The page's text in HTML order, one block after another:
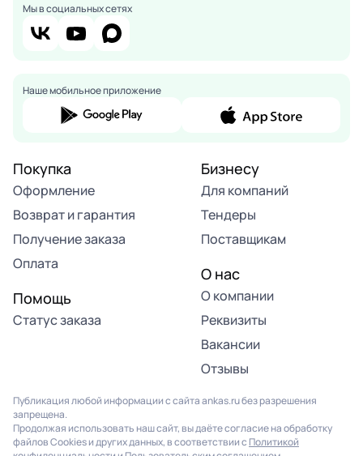
Мы в социальных сетях
Наше мобильное приложение
Покупка
Оформление
Возврат и гарантия
Получение заказа
Оплата
Помощь
Статус заказа
Бизнесу
Для компаний
Тендеры
Поставщикам
О нас
О компании
Реквизиты
Вакансии
Отзывы
Публикация любой информации с сайта ankas.ru без разрешения
запрещена.
Продолжая использовать наш сайт, вы даёте согласие на обработку
файлов Cookies и других данных, в соответствии с Политикой